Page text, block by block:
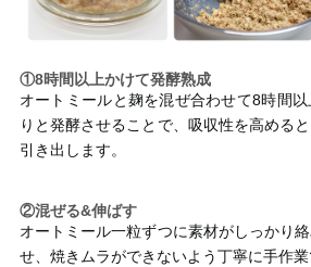
①8時間以上かけて発酵熟成
オートミールと麹を混ぜ合わせて8時間
りと発酵させることで、吸収性を高める
引き出します。
②混ぜる&伸ばす
オートミール一粒ずつに素材がしっかり
せ、焼きムラができないよう丁寧に手作業